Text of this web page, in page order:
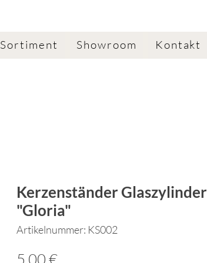
Sortiment Showroom Kontakt
Kerzenständer Glaszylinder
"Gloria"
Artikelnummer: KS002
5,00 €Preis